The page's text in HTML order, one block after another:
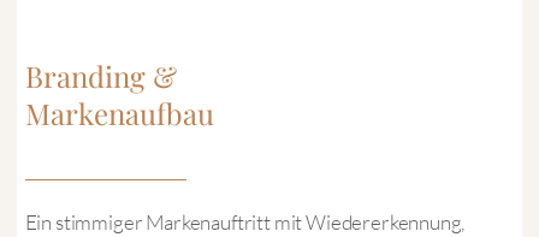
Branding &
Markenaufbau
Ein stimmiger Markenauftritt mit Wiedererkennung,